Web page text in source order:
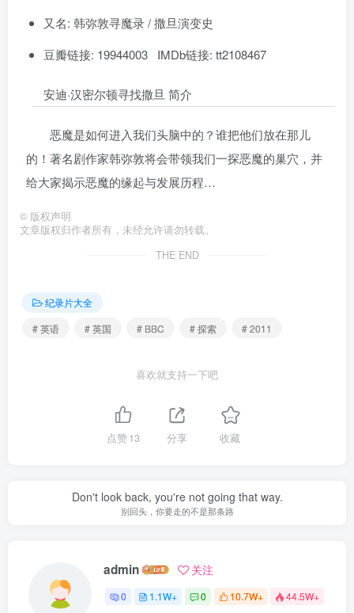
又名: 韩弥敦寻魔录 / 撒旦演变史
豆瓣链接: 19944003 IMDb链接: tt2108467
安迪·汉密尔顿寻找撒旦 简介
恶魔是如何进入我们头脑中的？谁把他们放在那儿
的！著名剧作家韩弥敦将会带领我们一探恶魔的巢穴，并
给大家揭示恶魔的缘起与发展历程…
© 版权声明
文章版权归作者所有，未经允许请勿转载。
THE END
纪录片大全
# 英语
# 英国 # BBC # 探索 # 2011
喜欢就支持一下吧
点赞13 分享 收藏
Don't look back, you're not going that way.
别回头，你要走的不是那条路
admin 关注
0 1.1W+ 0 10.7W+ 44.5W+